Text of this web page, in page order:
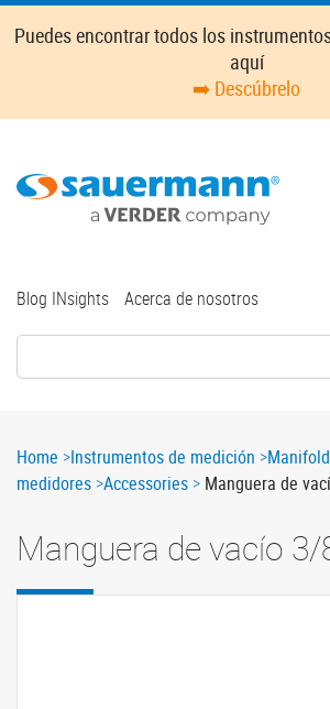
Skip
Puedes encontrar todos los
aquí
➡️ Descúbrelo
Top
Blog INsights Acerca de nosotros
Breadcrumb
Home Instrumentos de medición
medidores Accessories Manguera de
Manguera de vacío 3/